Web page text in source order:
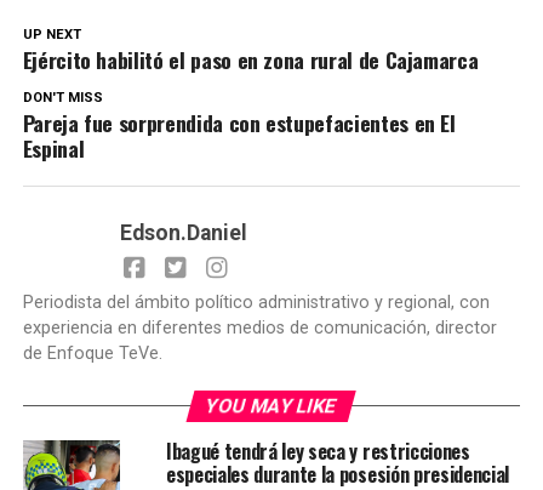
UP NEXT
Ejército habilitó el paso en zona rural de Cajamarca
DON'T MISS
Pareja fue sorprendida con estupefacientes en El
Espinal
Edson.Daniel
Periodista del ámbito político administrativo y regional, con
experiencia en diferentes medios de comunicación, director
de Enfoque TeVe.
YOU MAY LIKE
Ibagué tendrá ley seca y restricciones
especiales durante la posesión presidencial